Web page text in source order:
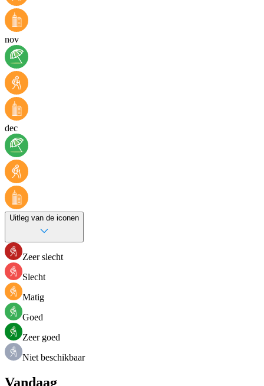
nov
dec
Uitleg van de iconen
Zeer slecht
Slecht
Matig
Goed
Zeer goed
Niet beschikbaar
Vandaag